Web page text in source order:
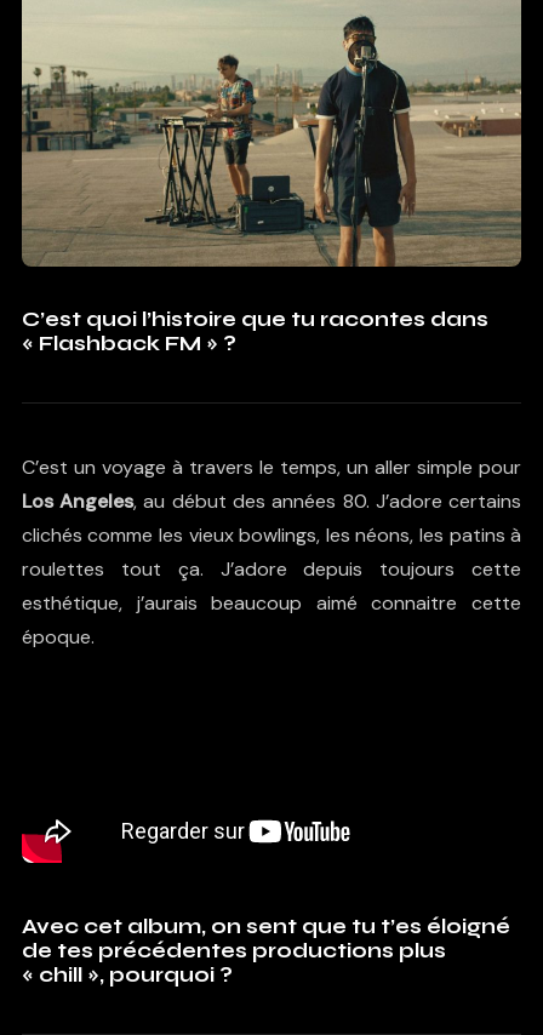
C’est quoi l’histoire que tu racontes dans
« Flashback FM » ?
C’est un voyage à travers le temps, un aller simple pour
Los Angeles, au début des années 80. J’adore certains
clichés comme les vieux bowlings, les néons, les patins à
roulettes tout ça. J’adore depuis toujours cette
esthétique, j’aurais beaucoup aimé connaitre cette
époque.
Avec cet album, on sent que tu t’es éloigné
de tes précédentes productions plus
« chill », pourquoi ?